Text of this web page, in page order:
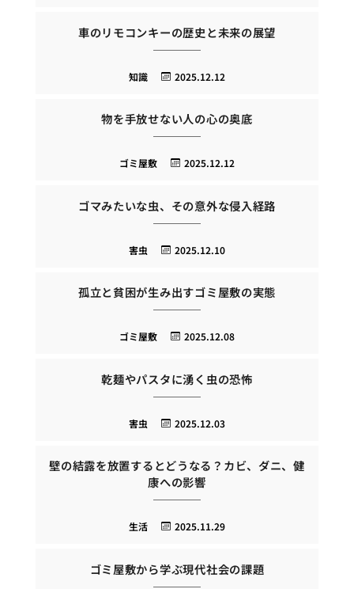
車のリモコンキーの歴史と未来の展望
2025.12.12
知識
物を手放せない人の心の奥底
2025.12.12
ゴミ屋敷
ゴマみたいな虫、その意外な侵入経路
2025.12.10
害虫
孤立と貧困が生み出すゴミ屋敷の実態
2025.12.08
ゴミ屋敷
乾麺やパスタに湧く虫の恐怖
2025.12.03
害虫
壁の結露を放置するとどうなる？カビ、ダニ、健
康への影響
2025.11.29
生活
ゴミ屋敷から学ぶ現代社会の課題